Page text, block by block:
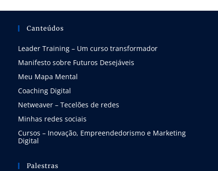
Canteúdos
Leader Training – Um curso transformador
Manifesto sobre Futuros Desejáveis
Meu Mapa Mental
Coaching Digital
Netweaver – Tecelões de redes
Minhas redes sociais
Cursos – Inovação, Empreendedorismo e Marketing
Digital
Palestras